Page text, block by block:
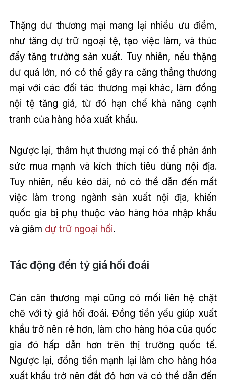
Thặng dư thương mại mang lại nhiều ưu điểm,
như tăng dự trữ ngoại tệ, tạo việc làm, và thúc
đẩy tăng trưởng sản xuất. Tuy nhiên, nếu thặng
dư quá lớn, nó có thể gây ra căng thẳng thương
mại với các đối tác thương mại khác, làm đồng
nội tệ tăng giá, từ đó hạn chế khả năng cạnh
tranh của hàng hóa xuất khẩu.
Ngược lại, thâm hụt thương mại có thể phản ánh
sức mua mạnh và kích thích tiêu dùng nội địa.
Tuy nhiên, nếu kéo dài, nó có thể dẫn đến mất
việc làm trong ngành sản xuất nội địa, khiến
quốc gia bị phụ thuộc vào hàng hóa nhập khẩu
và giảm dự trữ ngoại hối.
Tác động đến tỷ giá hối đoái
Cán cân thương mại cũng có mối liên hệ chặt
chẽ với tỷ giá hối đoái. Đồng tiền yếu giúp xuất
khẩu trở nên rẻ hơn, làm cho hàng hóa của quốc
gia đó hấp dẫn hơn trên thị trường quốc tế.
Ngược lại, đồng tiền mạnh lại làm cho hàng hóa
xuất khẩu trở nên đắt đỏ hơn và có thể dẫn đến